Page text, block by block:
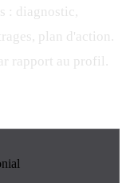
: diagnostic,
plan d'action.
rapport au profil.